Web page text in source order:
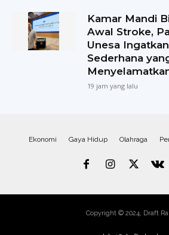
Kamar Mandi
Awal Stroke,
Unesa
Sederhana
19 jam yang lalu
Ekonomi Gaya Hidup Olahraga
Copyright © 2024, Draft